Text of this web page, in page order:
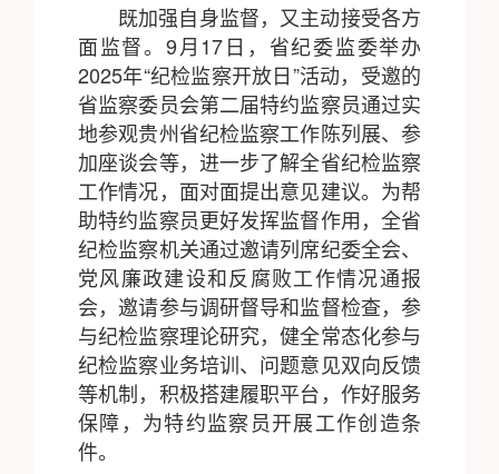
既加强自身监督，又主动接受各方
面监督。9月17日，省纪委监委举办
2025年“纪检监察开放日”活动，受邀的
省监察委员会第二届特约监察员通过实
地参观贵州省纪检监察工作陈列展、参
加座谈会等，进一步了解全省纪检监察
工作情况，面对面提出意见建议。为帮
助特约监察员更好发挥监督作用，全省
纪检监察机关通过邀请列席纪委全会、
党风廉政建设和反腐败工作情况通报
会，邀请参与调研督导和监督检查，参
与纪检监察理论研究，健全常态化参与
纪检监察业务培训、问题意见双向反馈
等机制，积极搭建履职平台，作好服务
保障，为特约监察员开展工作创造条
件。